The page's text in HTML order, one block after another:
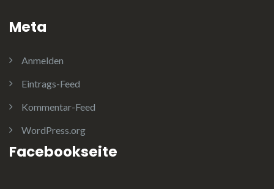
Meta
Anmelden
Eintrags-Feed
Kommentar-Feed
WordPress.org
Facebookseite